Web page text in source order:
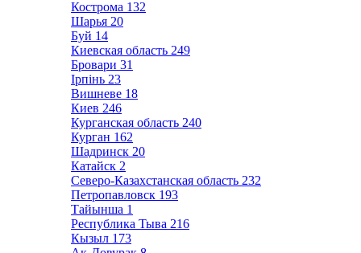
Кострома 132
Шарья 20
Буй 14
Киевская область 249
Бровари 31
Ірпінь 23
Вишневе 18
Киев 246
Курганская область 240
Курган 162
Шадринск 20
Катайск 2
Северо-Казахстанская область 232
Петропавловск 193
Тайынша 1
Республика Тыва 216
Кызыл 173